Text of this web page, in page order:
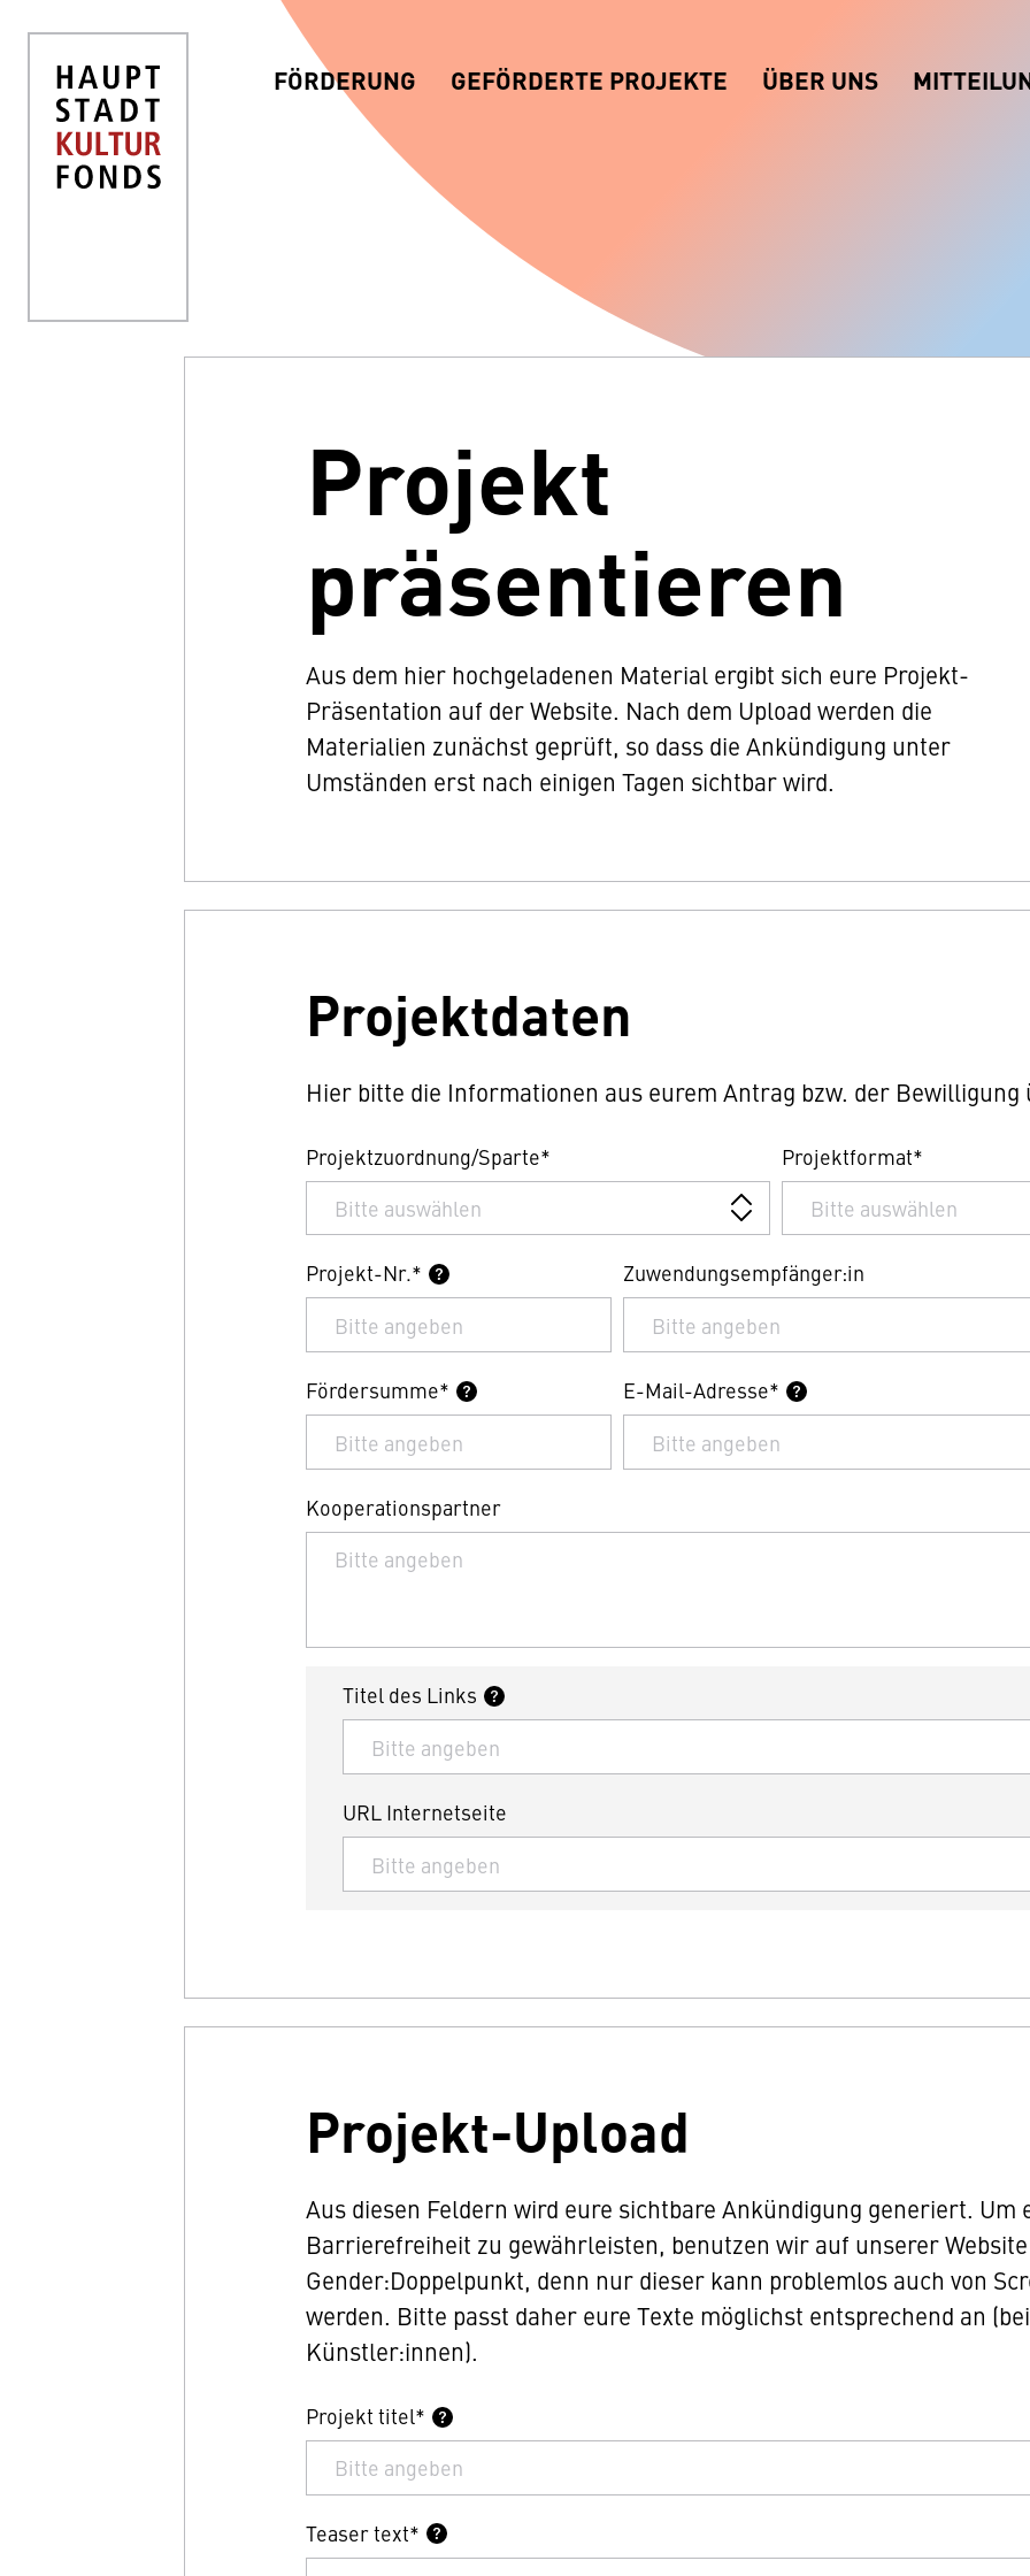
FÖRDERUNG GEFÖRDERTE PROJEKTE ÜBER UNS
Projekt
präsentieren
Aus dem hier hochgeladenen Material ergibt sich eure Projekt-
Präsentation auf der Website. Nach dem Upload werden die
Materialien zunächst geprüft, so dass die Ankündigung unter
Umständen erst nach einigen Tagen sichtbar wird.
Projektdaten
Hier bitte die Informationen aus eurem Antrag bzw. der Bewilligung
Projektzuordnung/Sparte* Projektformat*
Projekt-Nr.* Zuwendungsempfänger:in
Fördersumme* E-Mail-Adresse*
Kooperationspartner
Titel des Links
URL Internetseite
Projekt-Upload
Aus diesen Feldern wird eure sichtbare Ankündigung generiert. Um
Barrierefreiheit zu gewährleisten, benutzen wir auf unserer
Gender:Doppelpunkt, denn nur dieser kann problemlos auch von
werden. Bitte passt daher eure Texte möglichst entsprechend an
Künstler:innen).
Projekt titel*
Teaser text*